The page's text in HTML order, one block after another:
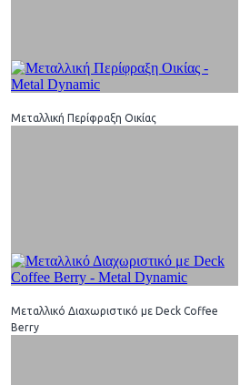
Μεταλλική Περίφραξη Οικίας
Μεταλλικό Διαχωριστικό με Deck Coffee
Berry